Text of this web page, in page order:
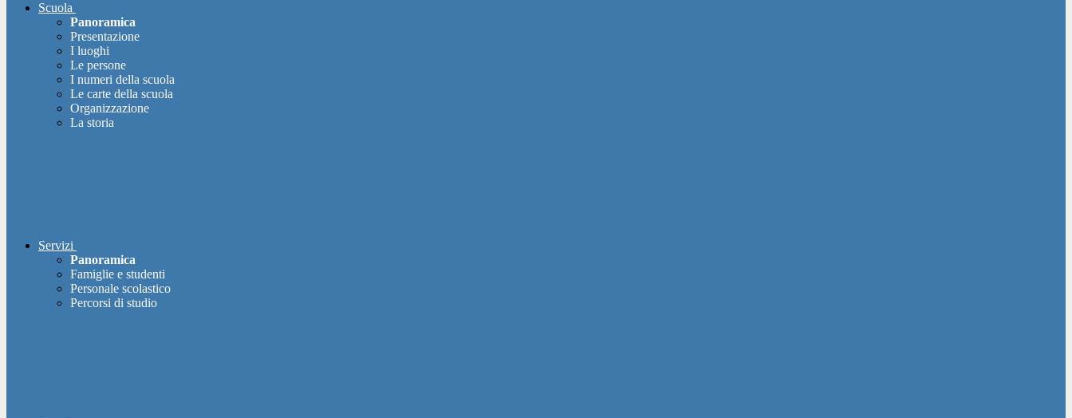
Scuola
Panoramica
Presentazione
I luoghi
Le persone
I numeri della scuola
Le carte della scuola
Organizzazione
La storia
Servizi
Panoramica
Famiglie e studenti
Personale scolastico
Percorsi di studio